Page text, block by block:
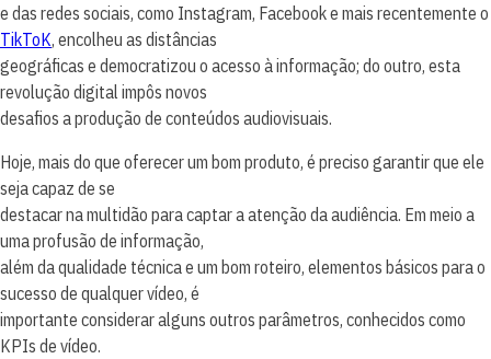
e das redes sociais, como Instagram, Facebook e mais recentemente o
TikToK, encolheu as distâncias
geográficas e democratizou o acesso à informação; do outro, esta
revolução digital impôs novos
desafios a produção de conteúdos audiovisuais.
Hoje, mais do que oferecer um bom produto, é preciso garantir que ele
seja capaz de se
destacar na multidão para captar a atenção da audiência. Em meio a
uma profusão de informação,
além da qualidade técnica e um bom roteiro, elementos básicos para o
sucesso de qualquer vídeo, é
importante considerar alguns outros parâmetros, conhecidos como
KPIs de vídeo.